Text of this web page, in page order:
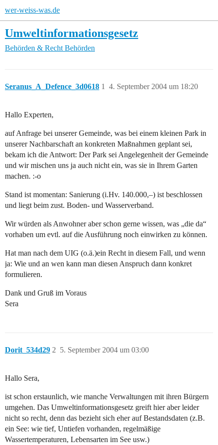
wer-weiss-was.de
Umweltinformationsgesetz
Behörden & Recht Behörden
Seranus_A_Defence_3d0618 4. September 2004 um 18:20
1
Hallo Experten,
auf Anfrage bei unserer Gemeinde, was bei einem kleinen Park in
unserer Nachbarschaft an konkreten Maßnahmen geplant sei,
bekam ich die Antwort: Der Park sei Angelegenheit der Gemeinde
und wir mischen uns ja auch nicht ein, was sie in Ihrem Garten
machen. :-o
Stand ist momentan: Sanierung (i.Hv. 140.000,–) ist beschlossen
und liegt beim zust. Boden- und Wasserverband.
Wir würden als Anwohner aber schon gerne wissen, was „die da“
vorhaben um evtl. auf die Ausführung noch einwirken zu können.
Hat man nach dem UIG (o.ä.)ein Recht in diesem Fall, und wenn
ja: Wie und an wen kann man diesen Anspruch dann konkret
formulieren.
Dank und Gruß im Voraus
Sera
Dorit_534d29 5. September 2004 um 03:00
2
Hallo Sera,
ist schon erstaunlich, wie manche Verwaltungen mit ihren Bürgern
umgehen. Das Umweltinformationsgesetz greift hier aber leider
nicht so recht, denn das bezieht sich eher auf Bestandsdaten (z.B.
ein See: wie tief, Untiefen vorhanden, regelmäßige
Wassertemperaturen, Lebensarten im See usw.)